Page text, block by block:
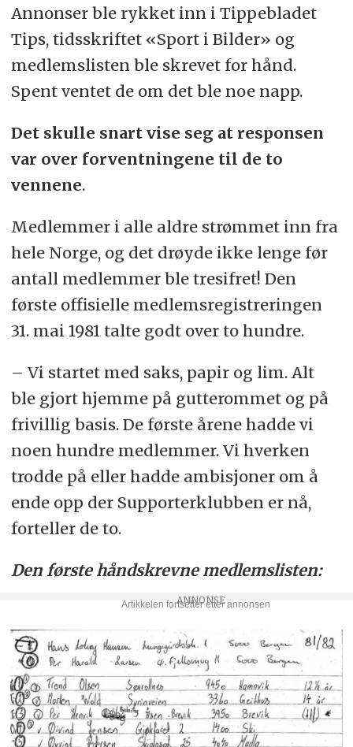
Annonser ble rykket inn i Tippebladet
Tips, tidsskriftet «Sport i Bilder» og
medlemslisten ble skrevet for hånd.
Spent ventet de om det ble noe napp.
Det skulle snart vise seg at responsen
var over forventningene til de to
vennene.
Medlemmer i alle aldre strømmet inn fra
hele Norge, og det drøyde ikke lenge før
antall medlemmer ble tresifret! Den
første offisielle medlemsregistreringen
31. mai 1981 talte godt over to hundre.
– Vi startet med saks, papir og lim. Alt
ble gjort hjemme på gutterommet og på
frivillig basis. De første årene hadde vi
noen hundre medlemmer. Vi hverken
trodde på eller hadde ambisjoner om å
ende opp der Supporterklubben er nå,
forteller de to.
Den første håndskrevne medlemslisten: